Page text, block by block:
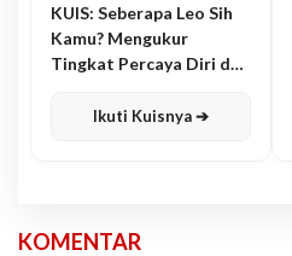
KUIS: Seberapa Leo Sih
Kamu? Mengukur
Tingkat Percaya Diri dan
Ikuti Kuisnya ➔
KOMENTAR